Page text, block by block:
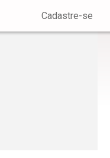
Cadastre-se